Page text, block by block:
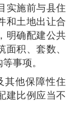
实施前与县住
和土地出让合
明确配建公共
积、套数、
事项。
其他保障性住
建比例应当不